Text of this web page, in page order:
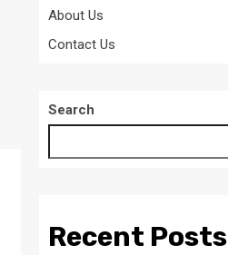
About Us
Contact Us
Search
Recent Posts